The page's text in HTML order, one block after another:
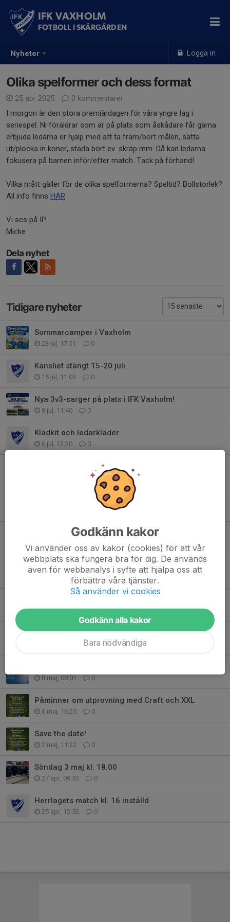
Nyheter Logga in
IFK VAXHOLM
FOTBOLL I SKÄRGÅRDEN
Olika spelformer och dess format
25 apr 2025
0 kommentarer
I morgon är den stora premiärdagen för våra yngre lag i
seriespel. Ni föräldrar som är på plats som åskådare får gärna
erbjuda ledarna er hjälp med att ta fram/bort målen, sätta
ut/plocka in koner, städa bort ev. skräp mm. Då kan ledarna
fokusera på barnen inför/efter match. Tack på förhand!
Vilka mått gäller för de olika spelformerna? Speltid? Bollstorlek?
All info finns HÄR
Vi ses på IP
Micke
Dela nyhet
Tidigare nyheter
Sommarcamper i Vaxholm
23 jul, 17:51 0
Kansliet stängt 15-20 juli
15 jul, 11:03 0
Nya 3v3-sarger på plats i IFK Vaxholm!
8 jul, 11:40 0
Klädkit och ledarkläder
6 jul, 12:20 0
Information från föreningen
0
GLAD MIDSOMMAR
Sista helgen med sanktan 5v5 och 7v7
6 jun, 16:38
Träningskit, ledarkläder och matchtröjor
24 maj, 09:36 0
15 maj, 07:27 0
Veteranerna ångar på!
0
8 maj, 08:01 0
Påminner om utprovning med Craft och XXL
6 maj, 16:25 0
Save the date!
2 maj, 11:22 0
Söndag 3 maj kl. 18.00
27 apr, 09:55 0
Herrlagets match kl. 16 inställd
25 apr, 12:53 0
Godkänn kakor
Vi använder oss av kakor (cookies) för att vår
webbplats ska fungera bra för dig. De används
även för webbanalys i syfte att hjälpa oss att
förbättra våra tjänster.
Så använder vi cookies
Godkänn alla kakor
Bara nödvändiga